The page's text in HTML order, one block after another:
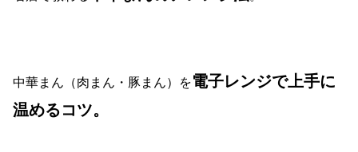
中華まん（肉まん・豚まん）を電子レンジで上手に
温めるコツ。